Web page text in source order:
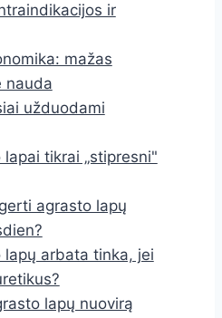
ir
mažas
nauda
užduodami
tikrai „stipresni"
agrasto lapų
lapų arbata tinka, jei
lapų nuovirą